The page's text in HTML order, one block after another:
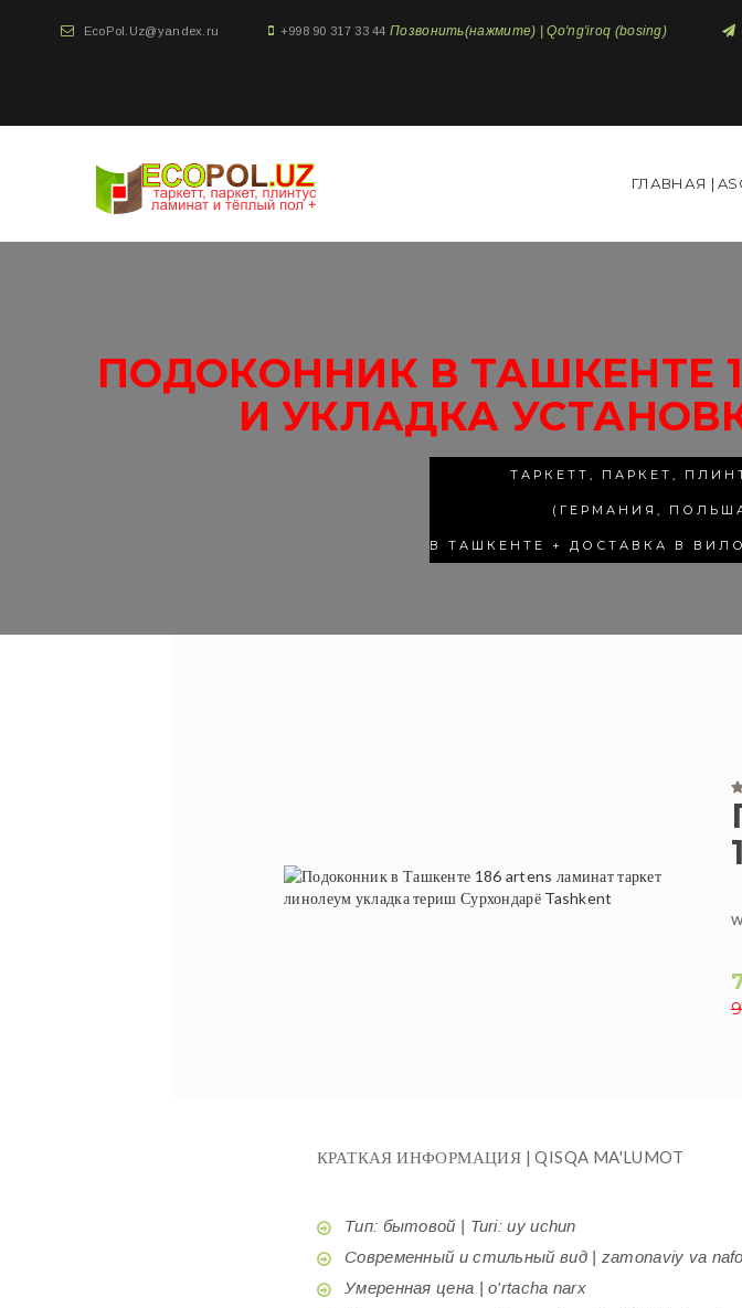
EcoPol.Uz@yandex.ru +998 90 317 33 44 Позвонить(нажмите) | Qo'ng'iroq (bosing)
ГЛАВНАЯ |
ПОДОКОННИК В ТАШКЕНТЕ
И УКЛАДКА
ТАРКЕТТ, ПАРКЕТ,
(ГЕРМАНИЯ,
В ТАШКЕНТЕ + ДОСТАВКА В
КРАТКАЯ ИНФОРМАЦИЯ | QISQA MA'LUMOT
Тип: бытовой | Turi: uy uchun
Современный и стильный вид | zamonaviy va
Умеренная цена | o'rtacha narx